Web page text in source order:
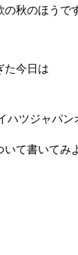
の秋のほうで
た今日は
ハツジャパン
いて書いてみ